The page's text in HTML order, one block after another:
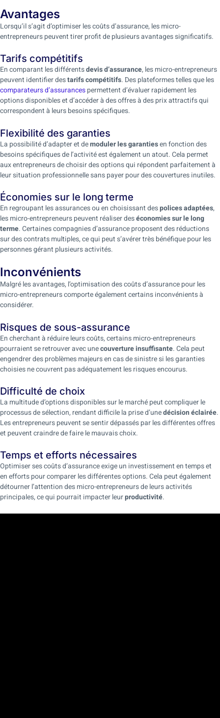
Avantages
Lorsqu’il s’agit d’optimiser les coûts d’assurance, les micro-
entrepreneurs peuvent tirer profit de plusieurs avantages significatifs.
Tarifs compétitifs
En comparant les différentsdevis d’assurance, les micro-entrepreneurs
peuvent identifier destarifs compétitifs. Des plateformes telles que les
comparateurs d’assurancespermettent d’évaluer rapidement les
options disponibles et d’accéder à des offres à des prix attractifs qui
correspondent à leurs besoins spécifiques.
Flexibilité des garanties
La possibilité d’adapter et demoduler les garantiesen fonction des
besoins spécifiques de l’activité est également un atout. Cela permet
aux entrepreneurs de choisir des options qui répondent parfaitement à
leur situation professionnelle sans payer pour des couvertures inutiles.
Économies sur le long terme
En regroupant les assurances ou en choisissant despolices adaptées,
les micro-entrepreneurs peuvent réaliser deséconomies sur le long
terme. Certaines compagnies d’assurance proposent des réductions
sur des contrats multiples, ce qui peut s’avérer très bénéfique pour les
personnes gérant plusieurs activités.
Inconvénients
Malgré les avantages, l’optimisation des coûts d’assurance pour les
micro-entrepreneurs comporte également certains inconvénients à
considérer.
Risques de sous-assurance
En cherchant à réduire leurs coûts, certains micro-entrepreneurs
pourraient se retrouver avec unecouverture insuffisante. Cela peut
engendrer des problèmes majeurs en cas de sinistre si les garanties
choisies ne couvrent pas adéquatement les risques encourus.
Difficulté de choix
La multitude d’options disponibles sur le marché peut compliquer le
processus de sélection, rendant difficile la prise d’unedécision éclairée.
Les entrepreneurs peuvent se sentir dépassés par les différentes offres
et peuvent craindre de faire le mauvais choix.
Temps et efforts nécessaires
Optimiser ses coûts d’assurance exige un investissement en temps et
en efforts pour comparer les différentes options. Cela peut également
détourner l’attention des micro-entrepreneurs de leurs activités
principales, ce qui pourrait impacter leurproductivité.